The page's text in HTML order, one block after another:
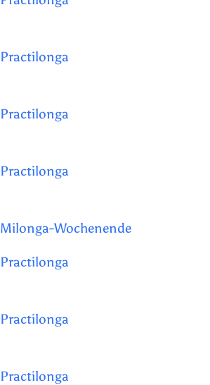
Practilonga
Practilonga
Practilonga
Milonga-Wochenende
Practilonga
Practilonga
Practilonga